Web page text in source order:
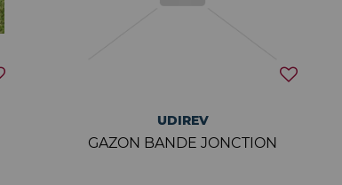
UDIREV
GAZON BANDE JONCTION